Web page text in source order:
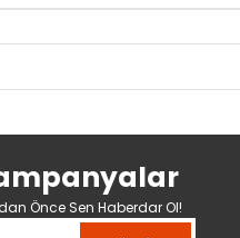
Önce Sen Haberdar Ol!